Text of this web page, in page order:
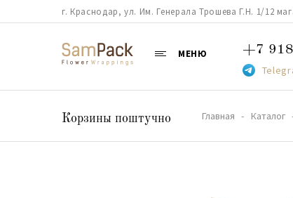
г. Краснодар, ул. Им. Генерала Трошева Г.Н. 1/12
МЕНЮ +7
Корзины поштучно Главная Каталог